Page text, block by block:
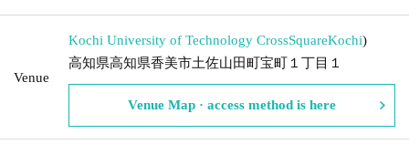
Venue
Kochi University of Technology CrossSquareKochi)
高知県高知県香美市土佐山田町宝町１丁目１
Venue Map · access method is here